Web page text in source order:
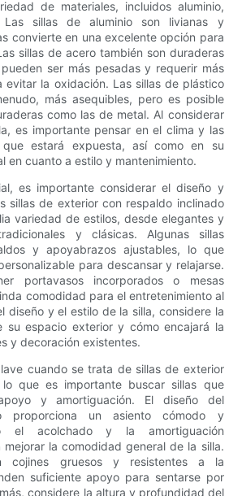
de materiales, incluidos aluminio,
sillas de aluminio son livianas y
convierte en una excelente opción para
sillas de acero también son duraderas
ser más pesadas y requerir más
evitar la oxidación. Las sillas de plástico
más asequibles, pero es posible
como las de metal. Al considerar
es importante pensar en el clima y las
estará expuesta, así como en su
en cuanto a estilo y mantenimiento.
es importante considerar el diseño y
sillas de exterior con respaldo inclinado
variedad de estilos, desde elegantes y
y clásicas. Algunas sillas
y apoyabrazos ajustables, lo que
para descansar y relajarse.
portavasos incorporados o mesas
comodidad para el entretenimiento al
diseño y el estilo de la silla, considere la
su espacio exterior y cómo encajará la
y decoración existentes.
cuando se trata de sillas de exterior
que es importante buscar sillas que
y amortiguación. El diseño del
proporciona un asiento cómodo y
el acolchado y la amortiguación
mejorar la comodidad general de la silla.
cojines gruesos y resistentes a la
suficiente apoyo para sentarse por
considere la altura y profundidad del